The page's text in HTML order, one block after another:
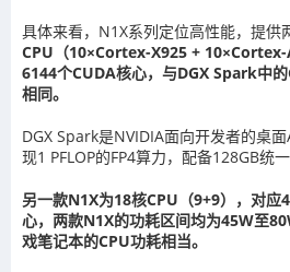
具体来看，N1X系列定位高性能，提供
CPU（10×Cortex-X925 +
6144个CUDA核心，与DGX Spark中
相同。
DGX Spark是NVIDIA面向开发者的桌
现1 PFLOP的FP4算力，配备128GB统一
另一款N1X为18核CPU（9+9），对应
心，两款N1X的功耗区间均为45W至
戏笔记本的CPU功耗相当。